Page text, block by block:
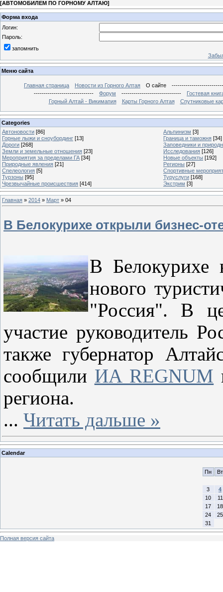
[АВТОМОБИЛЕМ ПО ГОРНОМУ АЛТАЮ]
Форма входа
Логин:
Пароль:
запомнить
Меню сайта
Главная страница Новости из Горного Алтая О сайте
------------------------------
Форум ------------------------------
Гостевая
Горный Алтай - Викимапия
Карты Горного Алтая Спутниковые
Categories
Автоновости [86] Альпинизм [3]
Горные лыжи и сноубординг [13] Граница и таможня [34]
Дороги [268]
Заповедники и
Земли и земельные отношения [23] Исследования [126]
Мероприятия за пределами ГА [34] Новые объекты [192]
Природные явления [21] Регионы [27]
Спелеология [5]
Спортивные
Турзоны [95] Туруслуги [168]
Чрезвычайные происшествия [414] Экстрим [3]
Главная » 2014 » Март » 04
В Белокурихе открыли бизнес-
В Белокурихе
нового
"Россия". В
участие руководитель
также губернатор
сообщили ИА REGNUM
региона.
... Читать дальше »
Calendar
Пн Вт
3
4
10
11
17
18
24
25
31
Полная версия сайта